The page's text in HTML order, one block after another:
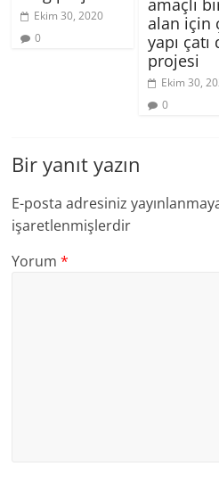
Ekim 30, 2020
0
amaçlı
alan için
yapı çatı
projesi
Ekim 30,
0
Bir yanıt yazın
E-posta adresiniz
işaretlenmişlerdir
Yorum*